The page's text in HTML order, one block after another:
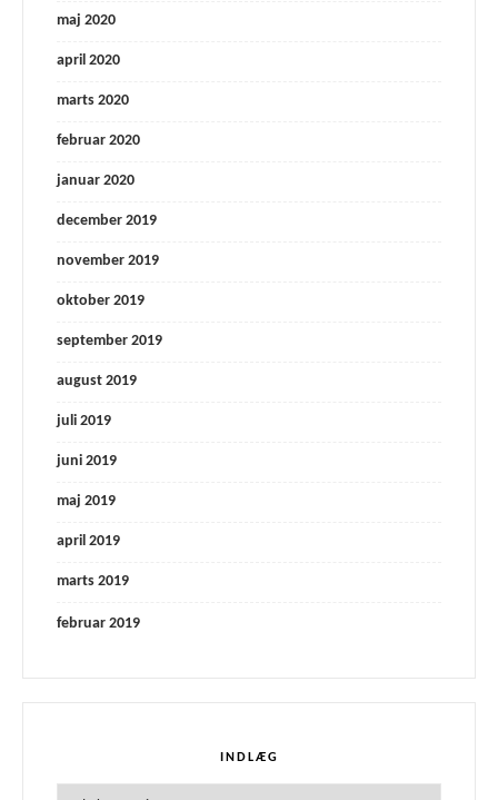
maj 2020
april 2020
marts 2020
februar 2020
januar 2020
december 2019
november 2019
oktober 2019
september 2019
august 2019
juli 2019
juni 2019
maj 2019
april 2019
marts 2019
februar 2019
INDLÆG